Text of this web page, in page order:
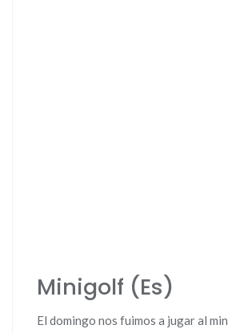
Minigolf (Es)
El domingo nos fuimos a jugar al